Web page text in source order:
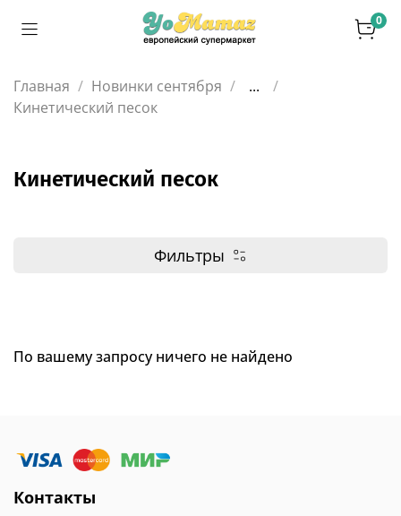
0
Главная Новинки сентября
...
Кинетический песок
Кинетический песок
Фильтры
По вашему запросу ничего не найдено
Контакты